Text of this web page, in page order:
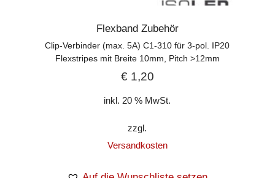
Flexband Zubehör
Clip-Verbinder (max. 5A) C1-310 für 3-pol. IP20
Flexstripes mit Breite 10mm, Pitch >12mm
€1,20
inkl. 20 % MwSt.
zzgl.
Versandkosten